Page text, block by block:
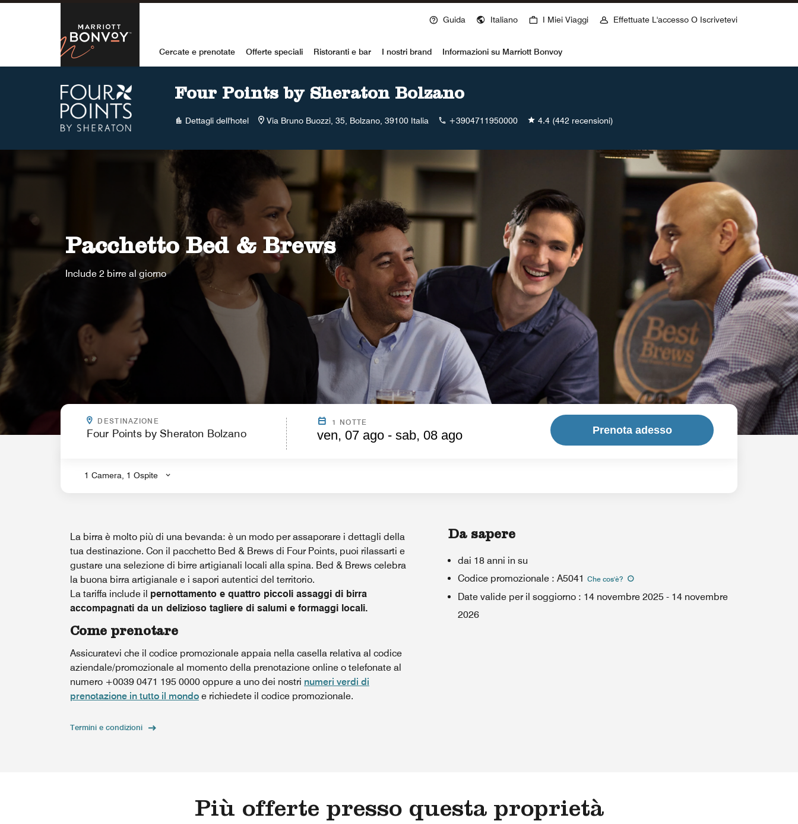
Skip to Content
Marriott Bonvoy
Guida Italiano I Miei Viaggi Effettuate L'accesso O Iscrivetevi
Cercate e prenotate Offerte speciali Ristoranti e bar I nostri brand Informazioni su Marriott Bonvoy
Four Points by Sheraton Bolzano
Dettagli dell'hotel Via Bruno Buozzi, 35, Bolzano, 39100 Italia +3904711950000 4.4 (442 recensioni)
Pacchetto Bed & Brews
Include 2 birre al giorno
DESTINAZIONE
.
1 NOTTE
ven, 07 ago - sab, 08 ago
1 Camera, 1 Ospite
Prenota adesso
La birra è molto più di una bevanda: è un modo per assaporare i dettagli della
tua destinazione. Con il pacchetto Bed & Brews di Four Points, puoi rilassarti e
gustare una selezione di birre artigianali locali alla spina. Bed & Brews celebra
la buona birra artigianale e i sapori autentici del territorio.
La tariffa include il pernottamento e quattro piccoli assaggi di birra
accompagnati da un delizioso tagliere di salumi e formaggi locali.
Come prenotare
Assicuratevi che il codice promozionale appaia nella casella relativa al codice
aziendale/promozionale al momento della prenotazione online o telefonate al
numero +0039 0471 195 0000 oppure a uno dei nostri numeri verdi di
prenotazione in tutto il mondo e richiedete il codice promozionale.
Termini e condizioni
Da sapere
dai 18 anni in su
Codice promozionale : A5041 Che cos'è?
Date valide per il soggiorno : 14 novembre 2025 - 14 novembre
2026
Più offerte presso questa proprietà